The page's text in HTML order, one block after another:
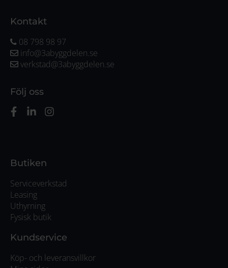
Kontakt
08 798 98 97
info@3abyggdelen.se
verkstad@3abyggdelen.se
Följ oss
Butiken
Serviceverkstad
Leasing
Uthyrning
Fysisk butik
Kundservice
Köp- och leveransvillkor